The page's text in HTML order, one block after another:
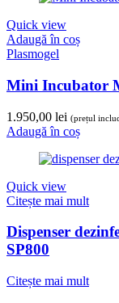
Quick view
Adaugă în coș
Plasmogel
Mini Incubator
1.950,00 lei (prețul
Adaugă în coș
Quick view
Citește mai mult
Dispenser
SP800
Citește mai mult